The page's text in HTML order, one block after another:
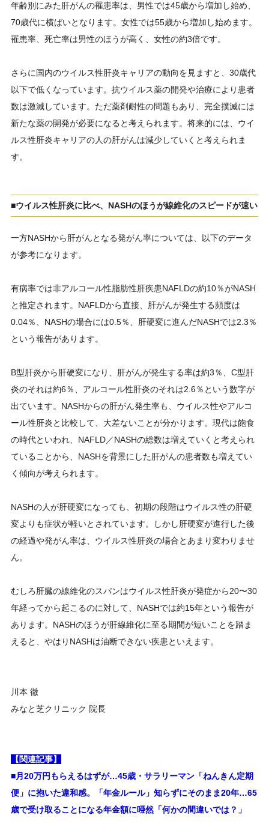
年齢別にみた肝がんの罹患率は、男性では45歳から増加し始め、
70歳代に横ばいとなります。女性では55歳から増加し始めます。
罹患率、死亡率は男性のほうが高く、女性の約3倍です。
さらに国内のウイルス性肝炎キャリアの動向を見ますと、30歳代
以下で低くなっています。抗ウイルス薬の開発や治療により患者
数は激減しています。ただ薬剤耐性の問題もあり、完全撲滅には
新たな薬の開発が必要になると考えられます。将来的には、ウイ
ルス性肝炎キャリアの人の肝がんは減少していくと考えられま
す。
■ウイルス性肝炎に比べ、NASHのほうが線維化のスピードが速い
一方NASHから肝がんとなる発がん率については、以下のデータ
が参考になります。
有病率では非アルコール性脂肪性肝疾患NAFLDの約10％がNASH
と推定されます。NAFLDから直接、肝がんが発生する頻度は
0.04％、NASHの場合には0.5％、肝硬変に進んだNASHでは2.3％
という報告があります。
B型肝炎から肝硬変になり、肝がんが発生する率は約3％、C型肝
炎のそれは約6％、アルコール性肝炎のそれは2.6％という数字が
出ています。NASHからの肝がん発生率も、ウイルス性やアルコ
ール性肝炎と比較して、大差ないことが分かります。現代は飽食
の時代といわれ、NAFLD／NASHの総数は増えていくと考えられ
ていることから、NASHを背景にした肝がんの患者数も増えてい
く傾向が考えられます。
NASHの人が肝硬変になっても、初期の段階はウイルス性の肝硬
変よりも症状が軽いとされています。しかし肝硬変が進行した後
の経過や発がん率は、ウイルス性肝炎の場合とあまり変わりませ
ん。
むしろ肝臓の線維化のスパンはウイルス性肝炎が発症から20〜30
年経ってから起こるのに対して、NASHでは約15年という報告が
あります。NASHのほうが肝線維化に至る期間が短いことを踏ま
えると、やはりNASHは油断できない疾患といえます。
川本 徹
みなと芝クリニック 院長
【関連記事】
■月20万円もらえるはずが…45歳・サラリーマン「ねんきん定期
便」に抱いた違和感。「年金ルール」知らずにそのまま20年…65
歳で受け取ることになる年金額に唖然「何かの間違いでは？」